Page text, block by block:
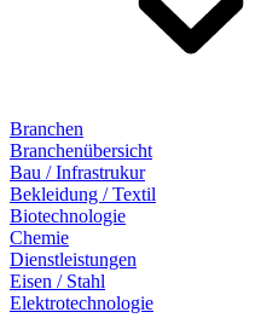
Branchen
Branchenübersicht
Bau / Infrastrukur
Bekleidung / Textil
Biotechnologie
Chemie
Dienstleistungen
Eisen / Stahl
Elektrotechnologie